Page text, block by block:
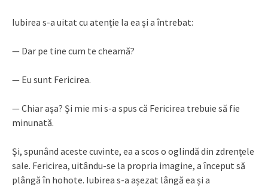
Iubirea s-a uitat cu atenție la ea și a întrebat:
— Dar pe tine cum te cheamă?
— Eu sunt Fericirea.
— Chiar așa? Și mie mi s-a spus că Fericirea trebuie să fie
minunată.
Și, spunând aceste cuvinte, ea a scos o oglindă din zdrențele
sale. Fericirea, uitându-se la propria imagine, a început să
plângă în hohote. Iubirea s-a așezat lângă ea și a